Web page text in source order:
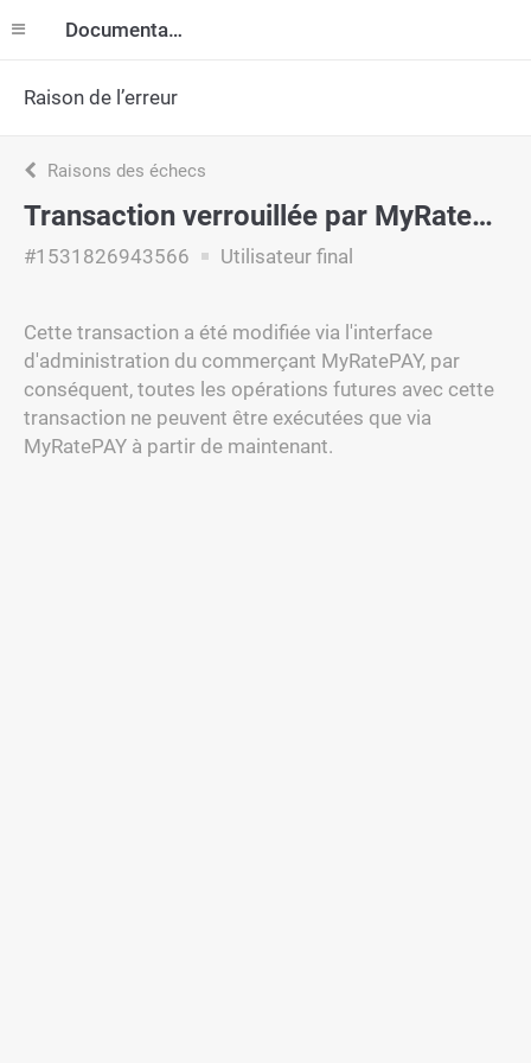
Documentation
Raison de l’erreur
Raisons des échecs
Transaction verrouillée par MyRatePAY
#1531826943566 Utilisateur final
Cette transaction a été modifiée via l'interface
d'administration du commerçant MyRatePAY, par
conséquent, toutes les opérations futures avec cette
transaction ne peuvent être exécutées que via
MyRatePAY à partir de maintenant.